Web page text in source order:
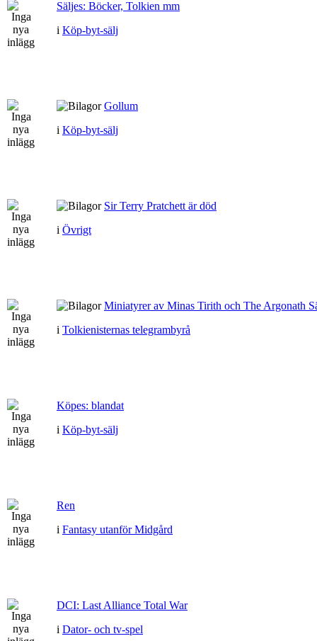
Säljes: Böcker, Tolkien mm
i Köp-byt-sälj
Gollum
i Köp-byt-sälj
Sir Terry Pratchett är död
i Övrigt
Miniatyrer av Minas Tirith och The Argonath
i Tolkienisternas telegrambyrå
Köpes: blandat
i Köp-byt-sälj
Ren
i Fantasy utanför Midgård
DCI: Last Alliance Total War
i Dator- och tv-spel